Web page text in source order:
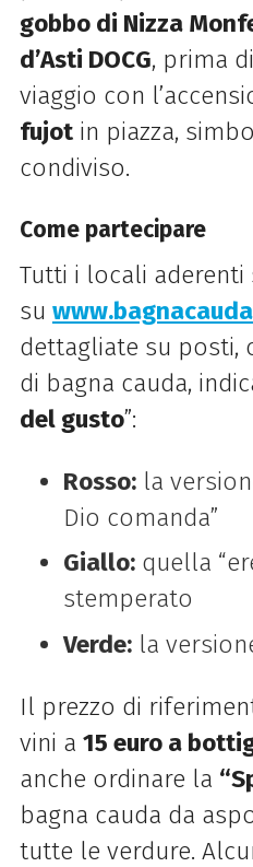
gobbo di Nizza
d’Asti DOCG, prima
viaggio con
fujotin piazza,
condiviso.
Come partecipare
Tutti i locali
su
dettagliate su posti,
di bagna cauda,
del gusto”:
Rosso:la
Dio comanda”
Giallo:quella
stemperato
Verde:la versione
Il prezzo di
vini a 15 euro a
anche ordinare la
bagna cauda da
tutte le verdure.